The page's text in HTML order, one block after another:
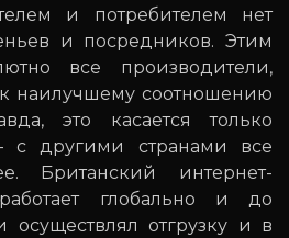
и потребителем нет
и посредников. Этим
все производители,
к наилучшему соотношению
это касается только
с другими странами все
Британский интернет-
глобально и до
осуществлял отгрузку и в